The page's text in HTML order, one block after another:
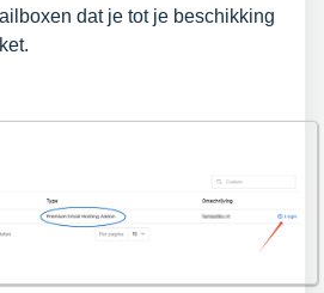
dat je tot je beschikking